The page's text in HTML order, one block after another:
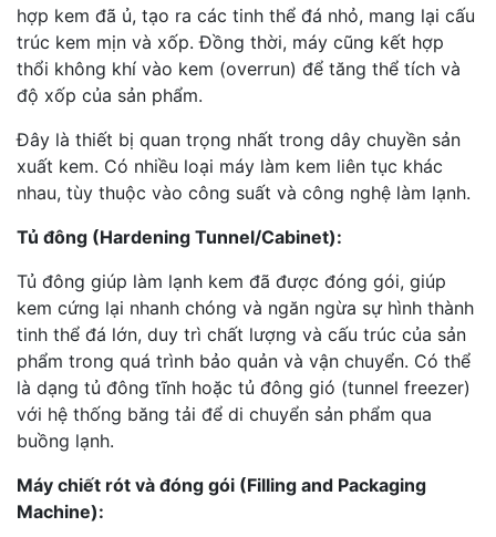
hợp kem đã ủ, tạo ra các tinh thể đá nhỏ, mang lại cấu
trúc kem mịn và xốp. Đồng thời, máy cũng kết hợp
thổi không khí vào kem (overrun) để tăng thể tích và
độ xốp của sản phẩm.
Đây là thiết bị quan trọng nhất trong dây chuyền sản
xuất kem. Có nhiều loại máy làm kem liên tục khác
nhau, tùy thuộc vào công suất và công nghệ làm lạnh.
Tủ đông (Hardening Tunnel/Cabinet):
Tủ đông giúp làm lạnh kem đã được đóng gói, giúp
kem cứng lại nhanh chóng và ngăn ngừa sự hình thành
tinh thể đá lớn, duy trì chất lượng và cấu trúc của sản
phẩm trong quá trình bảo quản và vận chuyển. Có thể
là dạng tủ đông tĩnh hoặc tủ đông gió (tunnel freezer)
với hệ thống băng tải để di chuyển sản phẩm qua
buồng lạnh.
Máy chiết rót và đóng gói (Filling and Packaging
Machine):